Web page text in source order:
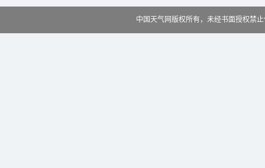
中国天气网版权所有，未经书面授权